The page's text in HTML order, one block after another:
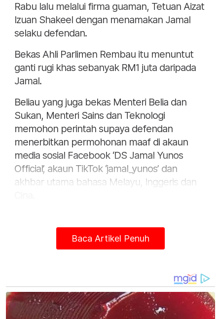
Rabu lalu melalui firma guaman, Tetuan Aizat
Izuan Shakeel dengan menamakan Jamal
selaku defendan.
Bekas Ahli Parlimen Rembau itu menuntut
ganti rugi khas sebanyak RM1 juta daripada
Jamal.
Beliau yang juga bekas Menteri Belia dan
Sukan, Menteri Sains dan Teknologi
memohon perintah supaya defendan
menerbitkan permohonan maaf di akaun
media sosial Facebook ‘DS Jamal Yunos
Official’, akaun TikTok ‘jamal_yunos’ dan
akhbar utama bahasa Melayu, Inggeris dan
memadamkan kenyataan tersebut di akaun
media sosialnya serta-merta dari tarikh
Baca Artikel Penuh